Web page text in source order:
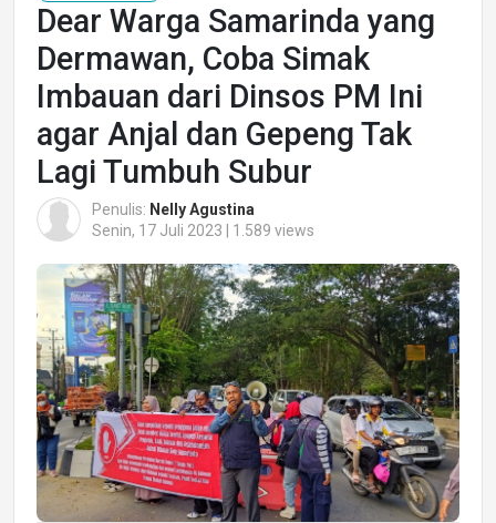
Dear Warga Samarinda yang
Dermawan, Coba Simak
Imbauan dari Dinsos PM Ini
agar Anjal dan Gepeng Tak
Lagi Tumbuh Subur
Penulis: Nelly Agustina
Senin, 17 Juli 2023 | 1.589 views